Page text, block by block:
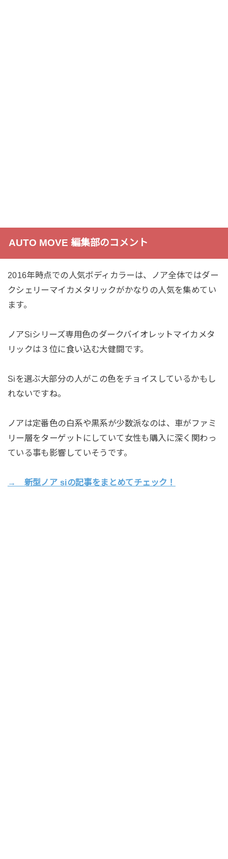
AUTO MOVE 編集部のコメント
2016年時点での人気ボディカラーは、ノア全体ではダー
クシェリーマイカメタリックがかなりの人気を集めてい
ます。
ノアSiシリーズ専用色のダークバイオレットマイカメタ
リックは３位に食い込む大健闘です。
Siを選ぶ大部分の人がこの色をチョイスしているかもし
れないですね。
ノアは定番色の白系や黒系が少数派なのは、車がファミ
リー層をターゲットにしていて女性も購入に深く関わっ
ている事も影響していそうです。
→ 新型ノア siの記事をまとめてチェック！